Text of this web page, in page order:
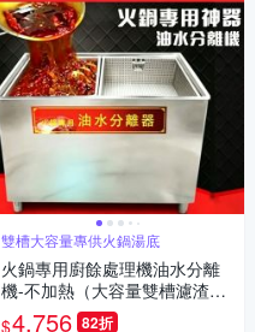
雙槽大容量專供火鍋湯底
火鍋專用廚餘處理機油水分離
機-不加熱（大容量雙槽濾渣機
熱炒麻辣鍋餐廳環保處理機）
$4,756 82折